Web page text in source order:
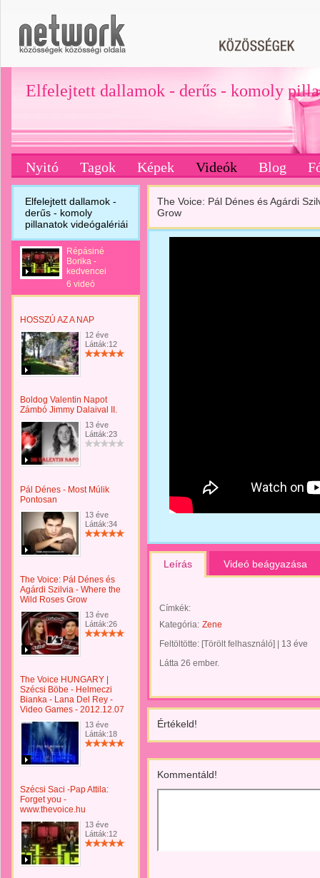
Elfelejtett dallamok - derűs - komoly
Nyitó Tagok Képek Videók Blog
Elfelejtett dallamok -
derűs - komoly
pillanatok videógalériái
Répásiné
Borika -
kedvencei
6 videó
HOSSZÚ AZ A NAP
12 éve
Látták:12
Boldog Valentin Napot
Zámbó Jimmy Dalaival II.
13 éve
Látták:23
Pál Dénes - Most Múlik
Pontosan
13 éve
Látták:34
The Voice: Pál Dénes és
Agárdi Szilvia - Where the
Wild Roses Grow
13 éve
Látták:26
The Voice HUNGARY |
Szécsi Böbe - Helmeczi
Bianka - Lana Del Rey -
Video Games - 2012.12.07
13 éve
Látták:18
Szécsi Saci -Pap Attila:
Forget you -
www.thevoice.hu
13 éve
Látták:12
The Voice: Pál Dénes és Agárdi
Grow
Leírás Videó beágyazása
Címkék:
Kategória: Zene
Feltöltötte: [Törölt felhasználó]
13 éve
Látta 26 ember.
Értékeld!
Kommentáld!